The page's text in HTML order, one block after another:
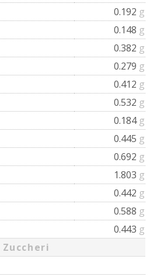
0.192 g
0.148 g
0.382 g
0.279 g
0.412 g
0.532 g
0.184 g
0.445 g
0.692 g
1.803 g
0.442 g
0.588 g
0.443 g
Zuccheri